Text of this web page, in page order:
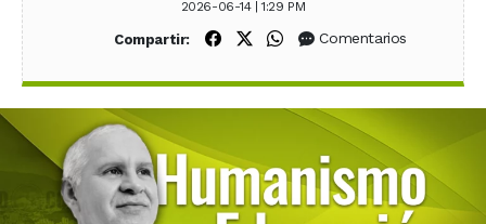
2026-06-14 | 1:29 PM
Compartir: Compartir en Facebook
Compartir en X (Twitter)
Compartir en WhatsApp
Comentarios